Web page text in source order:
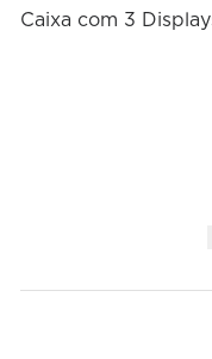
Caixa com 3